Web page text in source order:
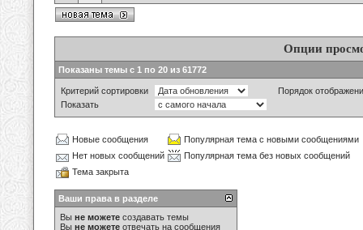
Опции
Показаны темы с 1 по 20 из 61772
Критерий сортировки
Порядок
Показать
Новые сообщения
Популярная тема с новыми сообщениями
Нет новых сообщений
Популярная тема без новых сообщений
Тема закрыта
Ваши права в разделе
Вы не можете создавать темы
Вы не можете отвечать на сообщения